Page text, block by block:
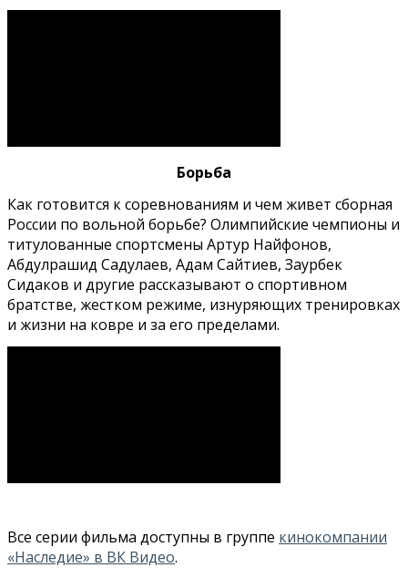
Борьба
Как готовится к соревнованиям и чем живет сборная
России по вольной борьбе? Олимпийские чемпионы и
титулованные спортсмены Артур Найфонов,
Абдулрашид Садулаев, Адам Сайтиев, Заурбек
Сидаков и другие рассказывают о спортивном
братстве, жестком режиме, изнуряющих тренировках
и жизни на ковре и за его пределами.
Все серии фильма доступны в группе кинокомпании
«Наследие» в ВК Видео.